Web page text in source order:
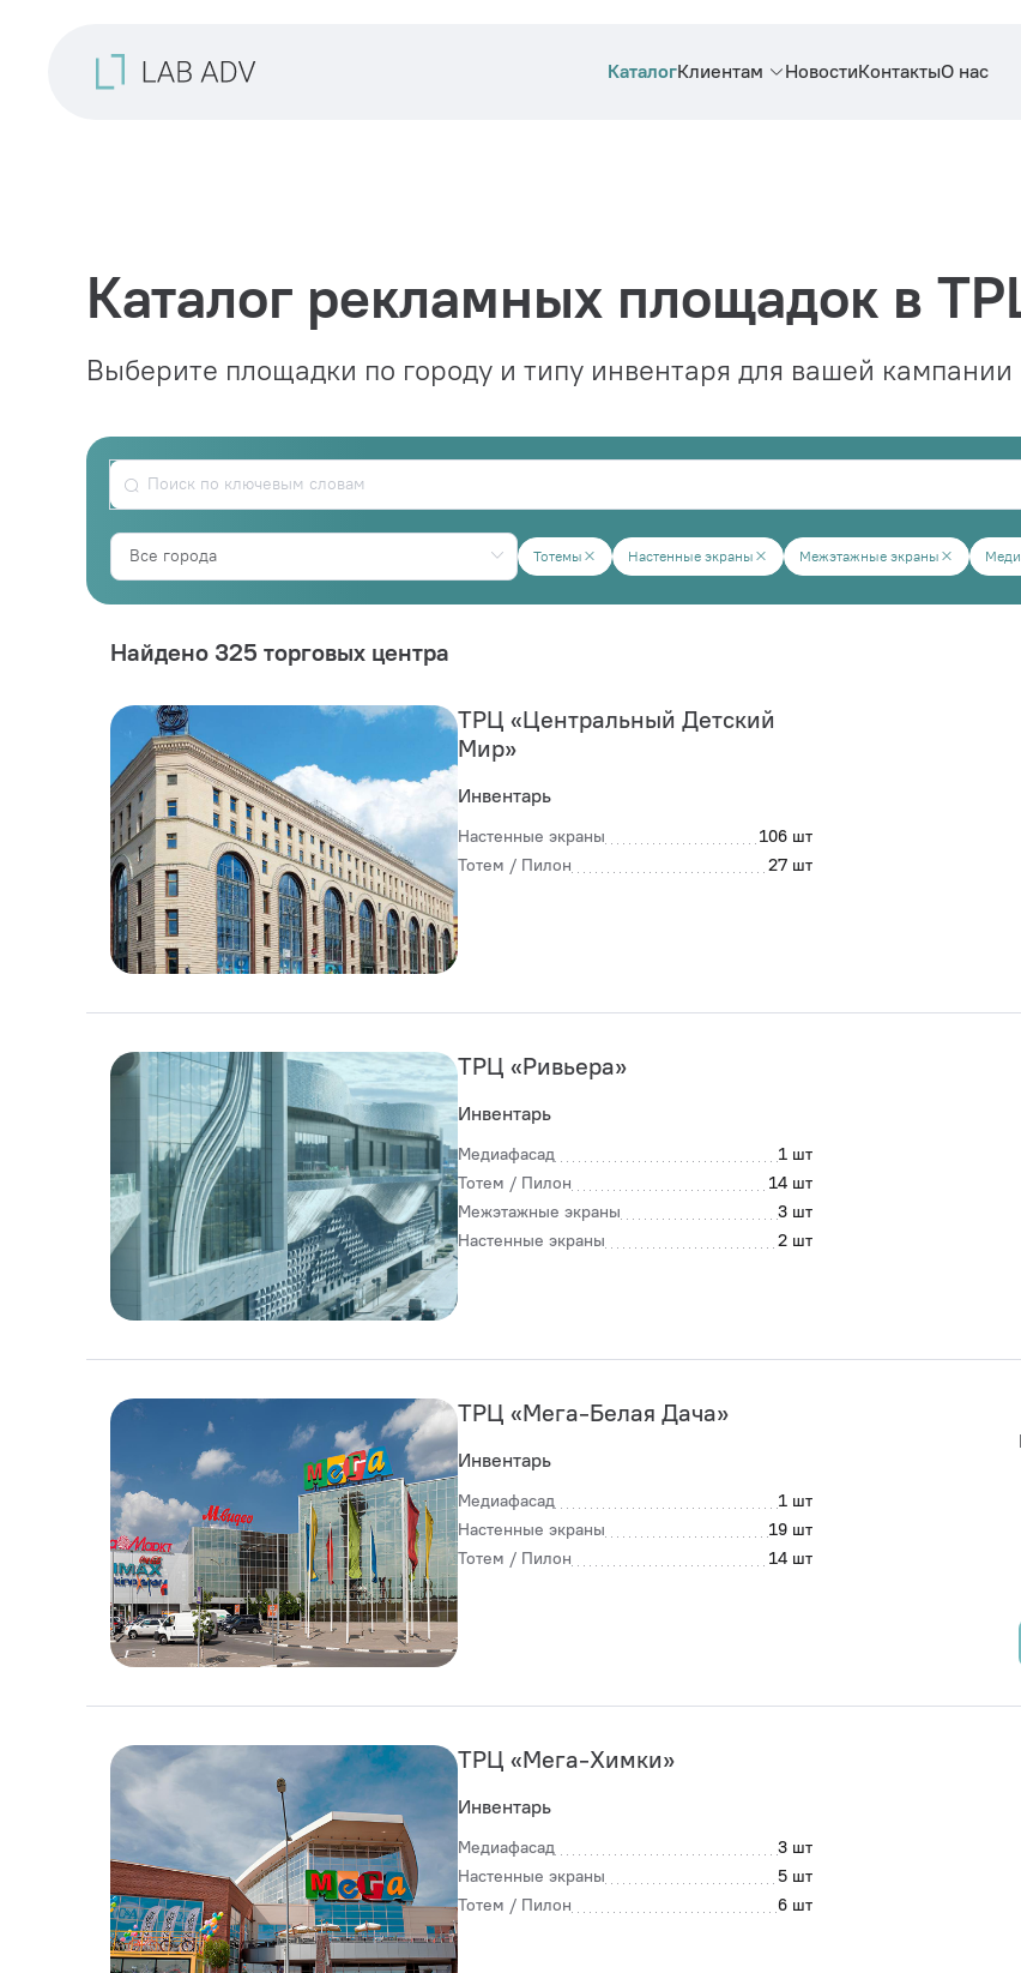
КаталогКлиентам НовостиКонтактыО нас
Каталог рекламных площадок в
Выберите площадки по городу и типу инвентаря для вашей кампании
Тотемы Настенные экраны Межэтажные экраны
Найдено 325 торговых центра
ТРЦ «Центральный Детский
Мир»
Инвентарь
Настенные экраны
106 шт
Тотем / Пилон
27 шт
ТРЦ «Ривьера»
Инвентарь
Медиафасад
1 шт
Тотем / Пилон
14 шт
Межэтажные экраны
3 шт
Настенные экраны
2 шт
ТРЦ «Мега-Белая Дача»
Инвентарь
Медиафасад
1 шт
Настенные экраны
19 шт
Тотем / Пилон
14 шт
ТРЦ «Мега-Химки»
Инвентарь
Медиафасад
3 шт
Настенные экраны
5 шт
Тотем / Пилон
6 шт